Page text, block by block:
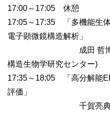
17:00～17:05 休憩
17:05～17:35 「多機能生
電子顕微鏡構造解析」
成田 哲博先生 (名
構造生物学研究センター)
17:35～18:05 「高分解能
評価」
千賀亮典先生